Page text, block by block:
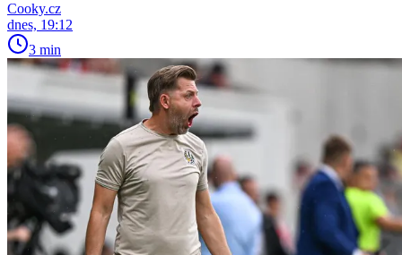
Cooky.cz
dnes, 19:12
3 min